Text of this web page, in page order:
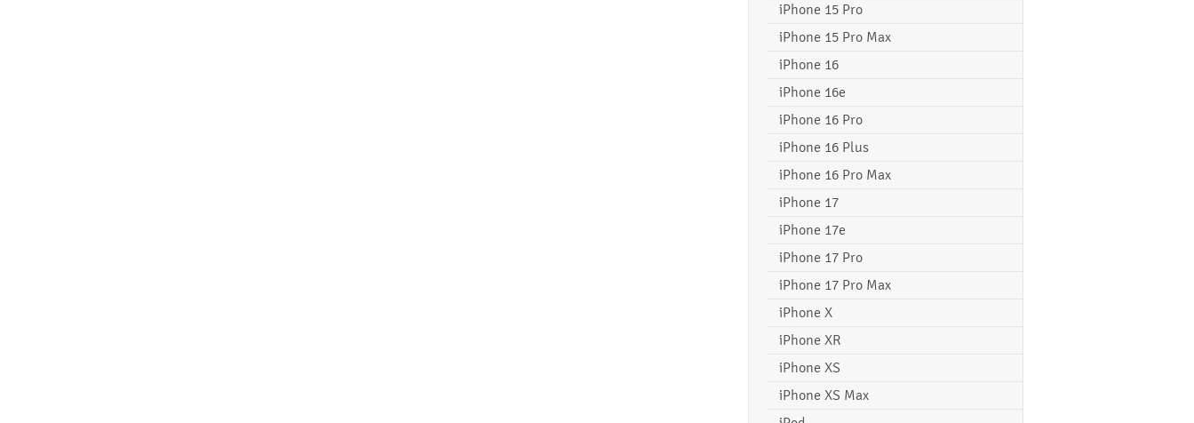
iPhone 15 Pro
iPhone 15 Pro Max
iPhone 16
iPhone 16e
iPhone 16 Pro
iPhone 16 Plus
iPhone 16 Pro Max
iPhone 17
iPhone 17e
iPhone 17 Pro
iPhone 17 Pro Max
iPhone X
iPhone XR
iPhone XS
iPhone XS Max